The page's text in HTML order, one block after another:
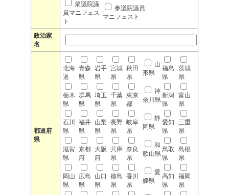
衆議院議
員マニフェス
ト
参議院議員
マニフェスト
政治家
名
都道府
県
北海
道
青森
県
岩手
県
宮城
県
秋田
県
山
形県
福島
県
茨城
県
栃木
県
群馬
県
埼玉
県
千葉
県
東京
都
神
奈川県
新潟
県
富山
県
石川
県
福井
県
山梨
県
長野
県
岐阜
県
静
岡県
愛知
県
三重
県
滋賀
県
京都
府
大阪
府
兵庫
県
奈良
県
和
歌山県
鳥取
県
島根
県
岡山
県
広島
県
山口
県
徳島
県
香川
県
愛
媛県
高知
県
福岡
県